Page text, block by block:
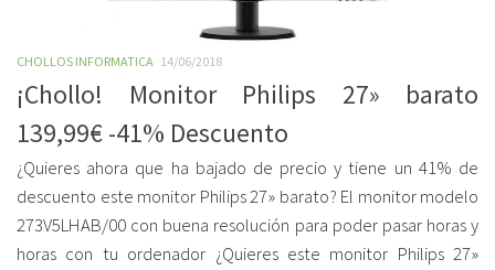
CHOLLOS INFORMATICA 14/06/2018
¡Chollo! Monitor Philips 27» barato
139,99€ -41% Descuento
¿Quieres ahora que ha bajado de precio y tiene un 41% de
descuento este monitor Philips 27» barato? El monitor modelo
273V5LHAB/00 con buena resolución para poder pasar horas y
horas con tu ordenador ¿Quieres este monitor Philips 27»